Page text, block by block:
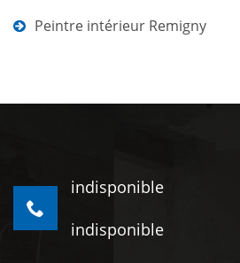
Peintre intérieur Remigny
indisponible
indisponible